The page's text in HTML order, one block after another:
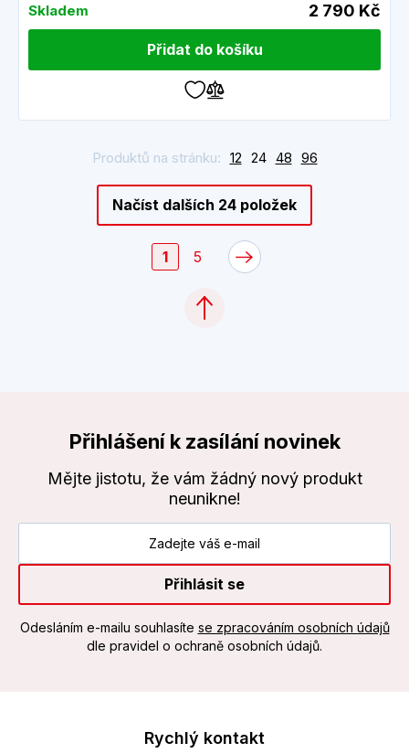
Skladem 2 790 Kč
Přidat do košíku
Produktů na stránku: 12 24 48 96
Načíst dalších 24 položek
1 5
Přihlášení k zasílání novinek
Mějte jistotu, že vám žádný nový produkt
neunikne!
Přihlásit se
Odesláním e-mailu souhlasíte se zpracováním osobních údajů
dle pravidel o ochraně osobních údajů.
Rychlý kontakt